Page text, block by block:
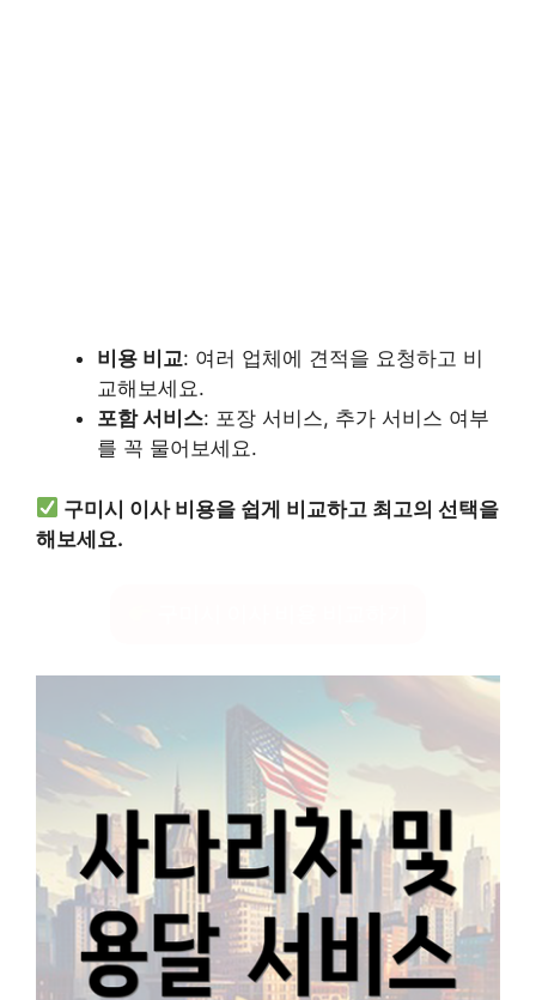
비용 비교: 여러 업체에 견적을 요청하고 비
교해보세요.
포함 서비스: 포장 서비스, 추가 서비스 여부
를 꼭 물어보세요.
구미시 이사 비용을 쉽게 비교하고 최고의 선택을
해보세요.